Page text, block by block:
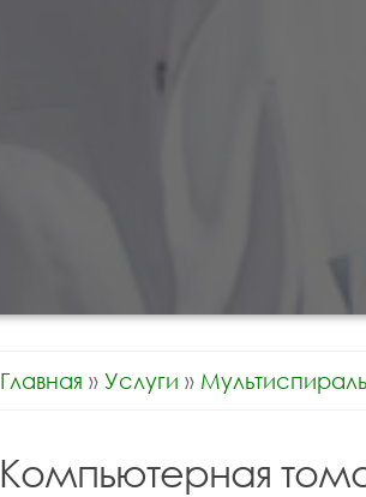
Главная » Услуги »
Компьютерная